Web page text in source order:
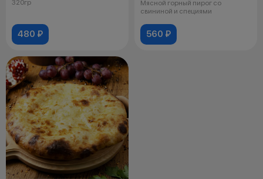
320гр
480 ₽
Мясной горный пирог со
свининой и специями
560 ₽